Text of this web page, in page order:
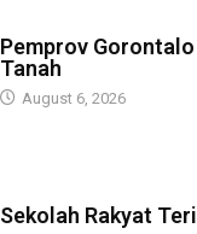
Pemprov
Tanah
August 6, 2026
Sekolah Rakyat